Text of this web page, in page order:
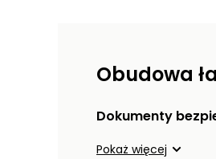
Obudowa
Dokumenty
Pokaż więcej